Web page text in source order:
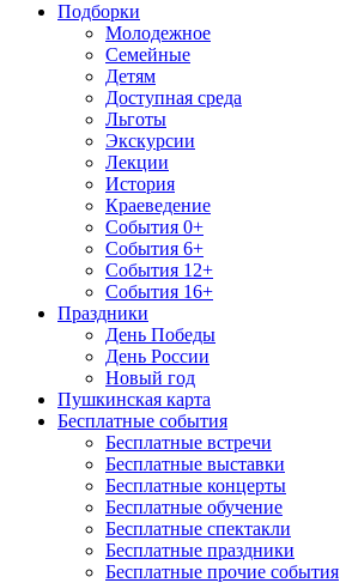
Подборки
Молодежное
Семейные
Детям
Доступная среда
Льготы
Экскурсии
Лекции
История
Краеведение
События 0+
События 6+
События 12+
События 16+
Праздники
День Победы
День России
Новый год
Пушкинская карта
Бесплатные события
Бесплатные встречи
Бесплатные выставки
Бесплатные концерты
Бесплатные обучение
Бесплатные спектакли
Бесплатные праздники
Бесплатные прочие события